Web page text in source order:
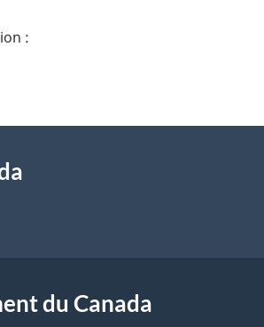
du Canada